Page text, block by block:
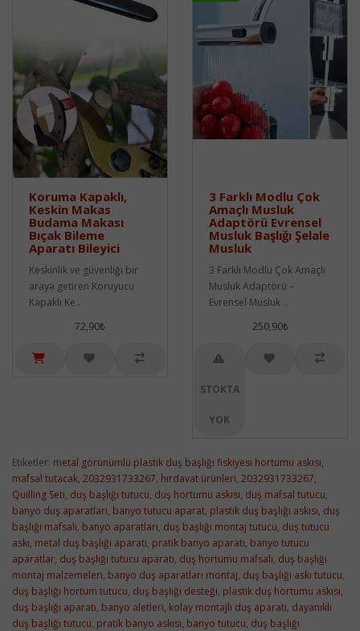
Koruma Kapaklı,
Keskin Makas
Budama Makası
Bıçak Bileme
Aparatı Bileyici
Keskinlik ve güvenliği bir
araya getiren Koruyucu
Kapaklı Ke..
72,90₺
3 Farklı Modlu Çok
Amaçlı Musluk
Adaptörü Evrensel
Musluk Başlığı Şelale
Musluk
3 Farklı Modlu Çok Amaçlı
Musluk Adaptörü –
Evrensel Musluk ..
250,90₺
STOKTA
YOK
Etiketler: metal görünümlü plastik duş başlığı fiskiyesi hortumu askısı,
mafsal tutacak, 2032931733267, hırdavat ürünleri, 2032931733267,
Quilling Seti, duş başlığı tutucu, duş hortumu askısı, duş mafsal tutucu,
banyo duş aparatları, banyo tutucu aparat, plastik duş başlığı askısı, duş
başlığı mafsalı, banyo aparatları, duş başlığı montaj tutucu, duş tutucu
askı, metal duş başlığı aparatı, pratik banyo aparatı, banyo tutucu
aparatlar, duş başlığı tutucu aparatı, duş hortumu mafsalı, duş başlığı
montaj malzemeleri, banyo duş aparatları montaj, duş başlığı askı tutucu,
duş başlığı hortum tutucu, duş başlığı desteği, plastik duş hortumu askısı,
duş başlığı aparatı, banyo aletleri, kolay montajlı duş aparatı, dayanıklı
duş başlığı tutucu, pratik banyo askısı, banyo tutucu, duş başlığı